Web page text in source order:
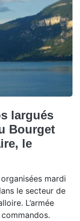
largués
Bourget
le
mardi
le secteur de
L’armée